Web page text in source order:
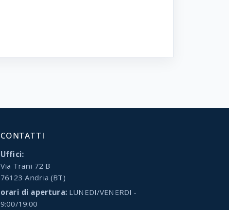
CONTATTI
Uffici:
Via Trani 72 B
76123 Andria (BT)
orari di apertura:LUNEDI/VENERDI -
9:00/19:00